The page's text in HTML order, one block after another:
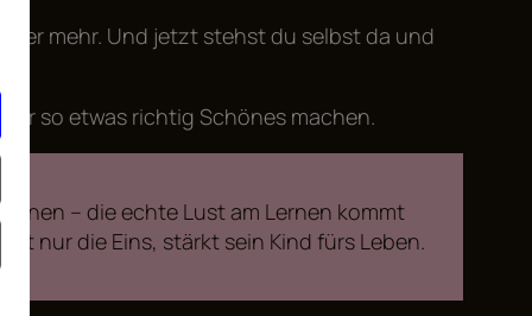
mehr. Und jetzt stehst du selbst da und
so etwas richtig Schönes machen.
– die echte Lust am Lernen kommt
nur die Eins, stärkt sein Kind fürs Leben.